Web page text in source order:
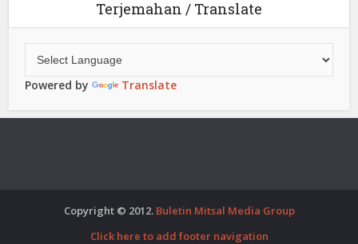
Terjemahan / Translate
Powered by Translate
Copyright © 2012. Buletin Mitsal Media Group
Click here to add footer navigation